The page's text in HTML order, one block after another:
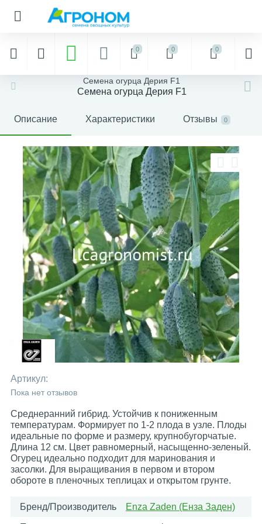
0 0 0
Семена огурца Дерия F1
Семена огурца Дерия F1
Описание Характеристики Отзывы 0
Артикул:
Пока нет отзывов
Среднеранний гибрид. Устойчив к пониженным
температурам. Формирует по 1-2 плода в узле. Плоды
идеальные по форме и размеру, крупнобугорчатые.
Длина 12 см. Цвет равномерный, насыщенно-зеленый.
Огурец идеально подходит для маринования и
засолки. Для выращивания в первом и втором
обороте в пленочных теплицах и открытом грунте.
Бренд/Производитель Enza Zaden (Енза Заден)